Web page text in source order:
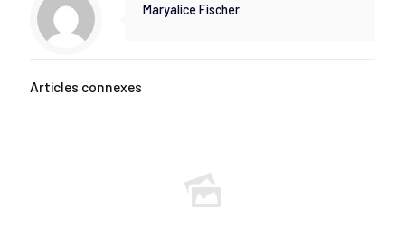
Maryalice Fischer
Articles connexes